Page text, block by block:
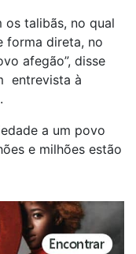
os talibãs, no qual
forma direta, no
afegão”, disse
entrevista à
a um povo
e milhões estão